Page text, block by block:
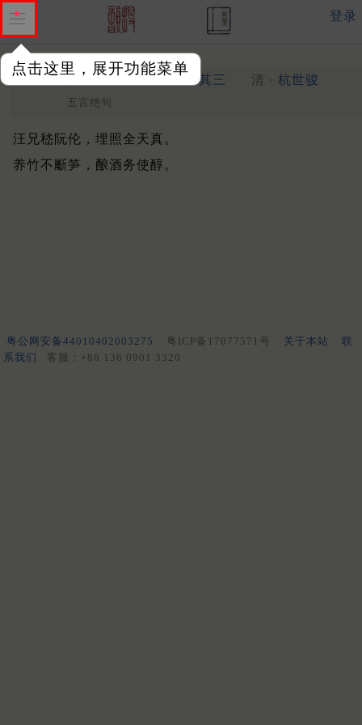
点击这里，展开功能菜单
登录
题汪徵君沆嗜酒爱修竹图 其三 清 · 杭世骏
五言绝句
汪兄嵇阮伦，埋照全天真。
养竹不斸笋，酿酒务使醇。
粤公网安备44010402003275 粤ICP备17077571号 关于本站
联
系我们
客服：+86 136 0901 3320